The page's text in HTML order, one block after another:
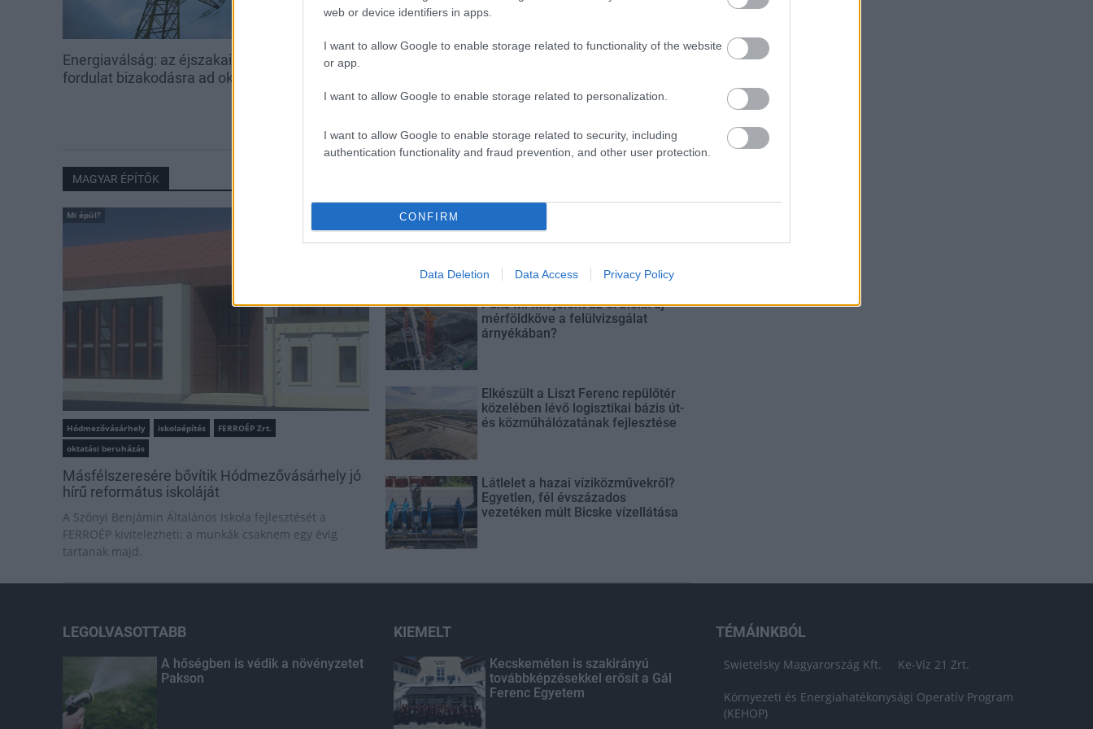
web or device identifiers in apps.
I want to allow Google to enable storage related to functionality of the website
or app.
I want to allow Google to enable storage related to personalization.
I want to allow Google to enable storage related to security, including
authentication functionality and fraud prevention, and other user protection.
CONFIRM
Data Deletion Data Access Privacy Policy
Energiaválság: az éjszakai
fordulat bizakodásra ad okot
Paks: hétfőn és talán még
utolsó turbina
Duna vizét némileg felmelegíti
MAGYAR ÉPÍTŐK
Mi épül?
Hódmezővásárhely iskolaépítés
FERROÉP Zrt.
oktatási beruházás
Másfélszeresére bővítik Hódmezővásárhely jó
hírű református iskoláját
A Szőnyi Benjámin Általános Iskola fejlesztését a
FERROÉP kivitelezheti; a munkák csaknem egy évig
tartanak majd.
be a Flórián téri felüljárón
Paks II.: Mit jelent az 5. blokk új
mérföldköve a felülvizsgálat
árnyékában?
Elkészült a Liszt Ferenc repülőtér
közelében lévő logisztikai bázis út-
és közműhálózatának fejlesztése
Látlelet a hazai víziközművekről?
Egyetlen, fél évszázados
vezetéken múlt Bicske vízellátása
LEGOLVASOTTABB
A hőségben is védik a növényzetet
Pakson
KIEMELT
Kecskeméten is szakirányú
továbbképzésekkel erősít a Gál
Ferenc Egyetem
TÉMÁINKBÓL
Swietelsky Magyarország Kft. Ke-Víz 21 Zrt.
Környezeti és Energiahatékonysági Operatív Program
(KEHOP)